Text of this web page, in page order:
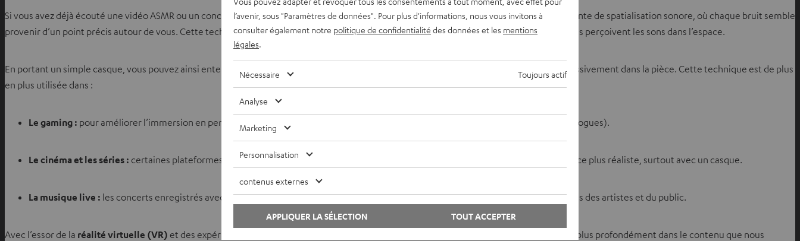
Si vous avez déjà écouté une vidéo ASMR ou un concert enregistré enaudio binaural, vous avez sûrement ressenti cette impression bluffante de spatialisation sonore, où chaque bruit semble
provenir d’un point précis autour de vous. Cette technologie repose sur une technique d’enregistrement qui imite la façon dont nos oreilles perçoivent les sons dans l’espace.
En portant un simple casque, vous pouvez ainsi entendre un murmure se glisser derrière votre épaule, ou un instrument s’éloigner progressivement dans la pièce. Cette technique est de plus
en plus utilisée dans :
Le gaming : pour améliorer l’immersion en permettant aux joueurs d’identifier précisément l’origine des sons (bruits de pas, tirs, dialogues).
Le cinéma et les séries : certaines plateformes de streaming commencent à proposer des pistes audio binaurales pour une expérience plus réaliste, surtout avec un casque.
La musique live : les concerts enregistrés avec cette technologie restituent l’ambiance comme si vous étiez dans la salle, au plus près des artistes et du public.
Avec l’essor de la réalité virtuelle (VR) et des expériences interactives, l’audio 3D devient un indispensable pour nous immerger toujours plus profondément dans le contenu que nous
l’avenir, sous "Paramètres de données". Pour plus d'informations, nous vous invitons à
consulter également notre politique de confidentialité des données et les mentions
légales.
Nécessaire Toujours actif
Analyse
Marketing
Personnalisation
contenus externes
TOUT ACCEPTER
APPLIQUER LA SÉLECTION